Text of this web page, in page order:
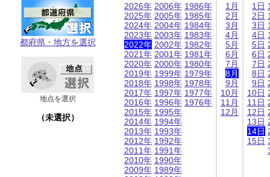
都府県・地方を選択
地点を選択
（未選択）
2026年
2025年
2024年
2023年
2022年
2021年
2020年
2019年
2018年
2017年
2016年
2015年
2014年
2013年
2012年
2011年
2010年
2009年
2006年
2005年
2004年
2003年
2002年
2001年
2000年
1999年
1998年
1997年
1996年
1995年
1994年
1993年
1992年
1991年
1990年
1989年
1986年
1985年
1984年
1983年
1982年
1981年
1980年
1979年
1978年
1977年
1976年
1月
2月
3月
4月
5月
6月
7月
8月
9月
10月
11月
12月
1日
2日
3日
4日
5日
6日
7日
8日
9日
10日
11日
12日
13日
14日
15日